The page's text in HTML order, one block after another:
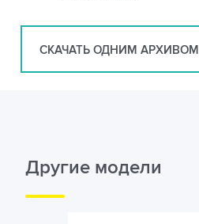
СКАЧАТЬ ОДНИМ АРХИВОМ
Другие модели